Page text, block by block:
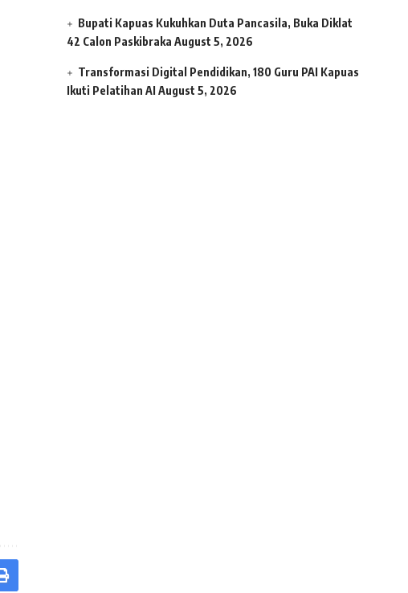
Bupati Kapuas Kukuhkan Duta Pancasila, Buka Diklat
42 Calon Paskibraka August 5, 2026
Transformasi Digital Pendidikan, 180 Guru PAI Kapuas
Ikuti Pelatihan AI August 5, 2026